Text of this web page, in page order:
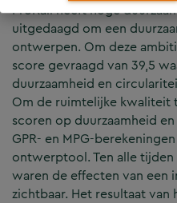
ProRail heeft hoge
uitgedaagd om een
ontwerpen. Om deze
score gevraagd van 39,5
duurzaamheid en
Om de ruimtelijke kwaliteit
scoren op duurzaamheid
GPR- en MPG-
ontwerptool. Ten alle
waren de effecten van een
zichtbaar. Het resultaat